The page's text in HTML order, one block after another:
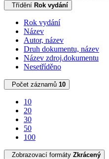
Třídění Rok vydání
Rok vydání
Název
Autor, název
Druh dokumentu, název
Název zdroj.dokumentu
Nesetříděno
Počet záznamů 10
10
20
30
50
100
Zobrazovací formáty Zkrácený